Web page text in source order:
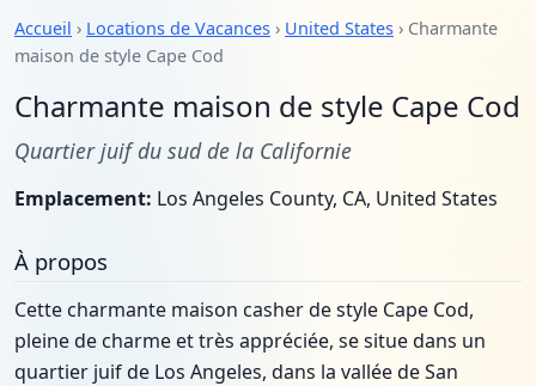
Accueil › Locations de Vacances › United States › Charmante
maison de style Cape Cod
Charmante maison de style Cape Cod
Quartier juif du sud de la Californie
Emplacement: Los Angeles County, CA, United States
À propos
Cette charmante maison casher de style Cape Cod,
pleine de charme et très appréciée, se situe dans un
quartier juif de Los Angeles, dans la vallée de San